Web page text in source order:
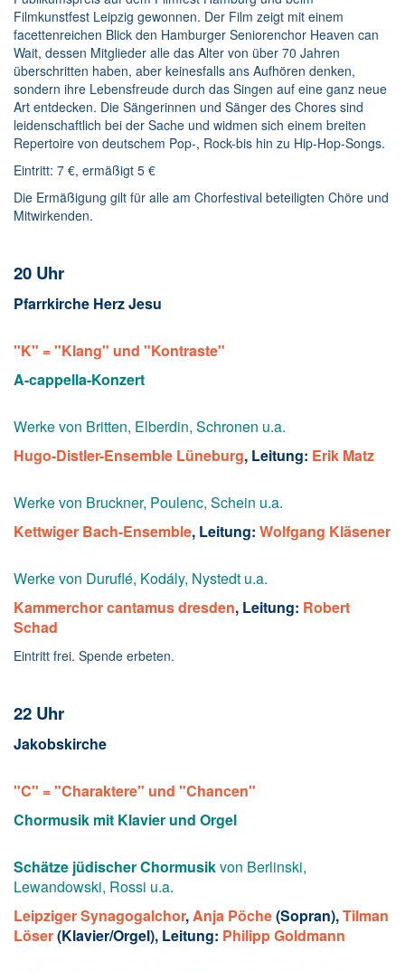
Filmkunstfest Leipzig gewonnen. Der Film zeigt mit einem
facettenreichen Blick den Hamburger Seniorenchor Heaven can
Wait, dessen Mitglieder alle das Alter von über 70 Jahren
überschritten haben, aber keinesfalls ans Aufhören denken,
sondern ihre Lebensfreude durch das Singen auf eine ganz neue
Art entdecken. Die Sängerinnen und Sänger des Chores sind
leidenschaftlich bei der Sache und widmen sich einem breiten
Repertoire von deutschem Pop-, Rock-bis hin zu Hip-Hop-Songs.
Eintritt: 7 €, ermäßigt 5 €
Die Ermäßigung gilt für alle am Chorfestival beteiligten Chöre und
Mitwirkenden.
20 Uhr
Pfarrkirche Herz Jesu
"K" = "Klang" und "Kontraste"
A-cappella-Konzert
Werke von Britten, Elberdin, Schronen u.a.
Hugo-Distler-Ensemble Lüneburg, Leitung: Erik Matz
Werke von Bruckner, Poulenc, Schein u.a.
Kettwiger Bach-Ensemble, Leitung: Wolfgang Kläsener
Werke von Duruflé, Kodály, Nystedt u.a.
Kammerchor cantamus dresden, Leitung: Robert
Schad
Eintritt frei. Spende erbeten.
22 Uhr
Jakobskirche
"C" = "Charaktere" und "Chancen"
Chormusik mit Klavier und Orgel
Schätze jüdischer Chormusikvon Berlinski,
Lewandowski, Rossi u.a.
Leipziger Synagogalchor,Anja Pöche(Sopran),Tilman
Löser(Klavier/Orgel), Leitung: Philipp Goldmann